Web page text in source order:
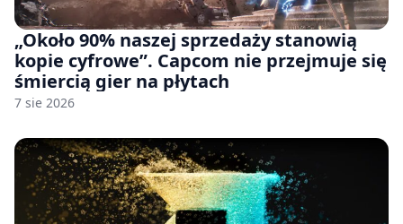
„Około 90% naszej sprzedaży stanowią
kopie cyfrowe”. Capcom nie przejmuje się
śmiercią gier na płytach
7 sie 2026